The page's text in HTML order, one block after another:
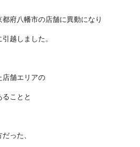
府八幡市の店舗に異動になり
越しました。
舗エリアの
ことと
った、